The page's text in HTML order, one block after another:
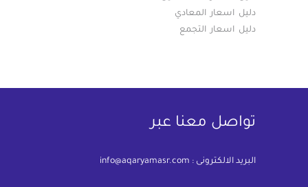
دليل اسعار المعادي
دليل اسعار التجمع
تواصل معنا عبر
البريد الالكترونى : info@aqaryamasr.com